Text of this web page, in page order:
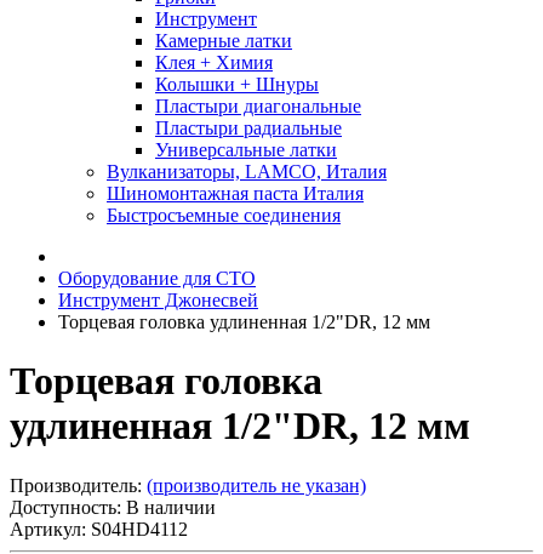
Инструмент
Камерные латки
Клея + Химия
Колышки + Шнуры
Пластыри диагональные
Пластыри радиальные
Универсальные латки
Вулканизаторы, LAMCO, Италия
Шиномонтажная паста Италия
Быстросъемные соединения
Оборудование для СТО
Инструмент Джонесвей
Торцевая головка удлиненная 1/2"DR, 12 мм
Торцевая головка
удлиненная 1/2"DR, 12 мм
Производитель: (производитель не указан)
Доступность: В наличии
Артикул: S04HD4112